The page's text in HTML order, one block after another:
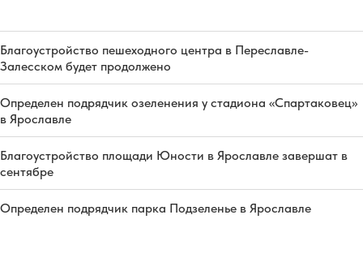
Благоустройство пешеходного центра в Переславле-
Залесском будет продолжено
Определен подрядчик озеленения у стадиона «Спартаковец»
в Ярославле
Благоустройство площади Юности в Ярославле завершат в
сентябре
Определен подрядчик парка Подзеленье в Ярославле